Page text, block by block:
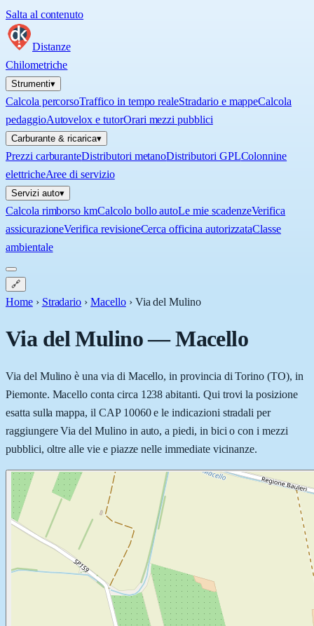
Salta al contenuto
Distanze
Chilometriche
Strumenti▾
Calcola percorsoTraffico in tempo realeStradario e mappeCalcola
pedaggioAutovelox e tutorOrari mezzi pubblici
Carburante & ricarica▾
Prezzi carburanteDistributori metanoDistributori GPLColonnine
elettricheAree di servizio
Servizi auto▾
Calcola rimborso kmCalcolo bollo autoLe mie scadenzeVerifica
assicurazioneVerifica revisioneCerca officina autorizzataClasse
ambientale
🔗
Home › Stradario › Macello › Via del Mulino
Via del Mulino—Macello
Via del Mulino è una via di Macello, in provincia di Torino (TO), in
Piemonte. Macello conta circa 1238 abitanti. Qui trovi la posizione
esatta sulla mappa, il CAP 10060 e le indicazioni stradali per
raggiungere Via del Mulino in auto, a piedi, in bici o con i mezzi
pubblici, oltre alle vie e piazze nelle immediate vicinanze.